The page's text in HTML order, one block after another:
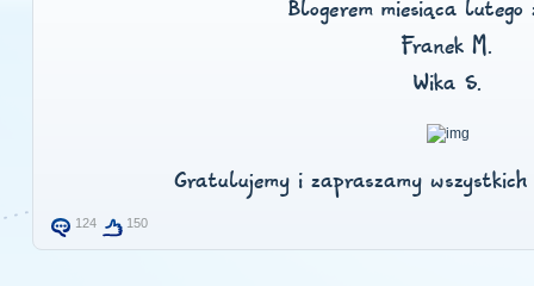
Blogerem miesiąca
Franek M.
Wika S.
Gratulujemy i zapraszamy
124 150